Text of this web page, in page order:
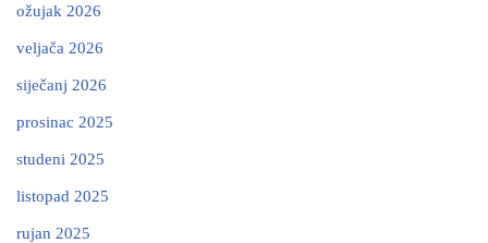
ožujak 2026
veljača 2026
siječanj 2026
prosinac 2025
studeni 2025
listopad 2025
rujan 2025